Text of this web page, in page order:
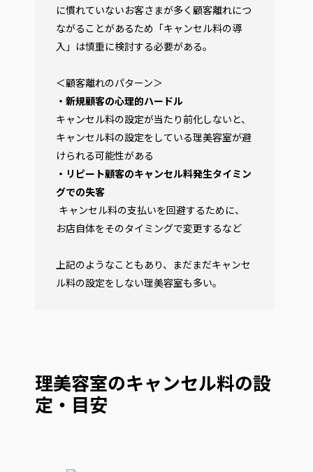
に慣れていないお客さまが多く顧客離れにつ
ながることがあるため「キャンセル料の導
入」は慎重に検討する必要がある。
＜顧客離れのパターン＞
・新規顧客の心理的ハードル
キャンセル料の設定が当たり前化しないと、
キャンセル料の設定をしている理美容室が避
けられる可能性がある
・リピート顧客のキャンセル料発生タイミン
グでの失客
キャンセル料の支払いを回避するために、
お店自体をそのタイミングで変更するなど
上記のようなこともあり、まだまだキャンセ
ル料の設定をしない理美容室も多い。
理美容室のキャンセル料の設
定・目安